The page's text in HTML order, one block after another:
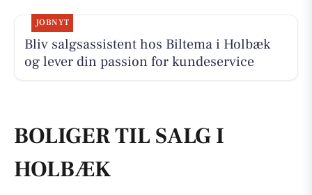
JOBNYT
Bliv salgsassistent hos Biltema i Holbæk
og lever din passion for kundeservice
BOLIGER TIL SALG I
HOLBÆK